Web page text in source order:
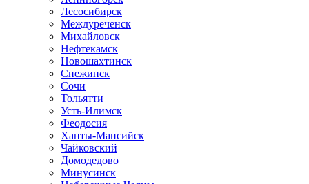
Лесосибирск
Междуреченск
Михайловск
Нефтекамск
Новошахтинск
Снежинск
Сочи
Тольятти
Усть-Илимск
Феодосия
Ханты-Мансийск
Чайковский
Домодедово
Минусинск